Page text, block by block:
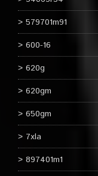
579701m91
600-16
620g
620gm
650gm
7xla
897401m1